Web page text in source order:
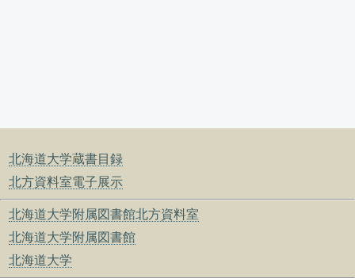
北海道大学蔵書目録
北方資料室電子展示
北海道大学附属図書館北方資料室
北海道大学附属図書館
北海道大学